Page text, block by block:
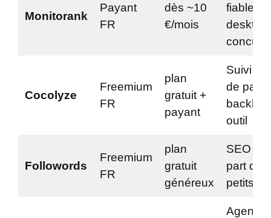
Monitorank
Payant
FR
dès ~10
€/mois
fiable,
Cocolyze
Freemium
FR
plan
gratuit +
payant
Suivi +
de page
outil
Followords
Freemium
FR
plan
gratuit
généreux
SEO
part de
petits